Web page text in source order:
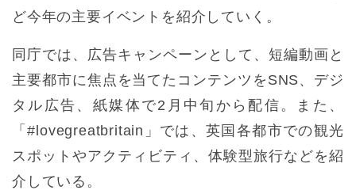
ど今年の主要イベントを紹介していく。
同庁では、広告キャンペーンとして、短編動画と
主要都市に焦点を当てたコンテンツをSNS、デジ
タル広告、紙媒体で2月中旬から配信。また、
「#lovegreatbritain」では、英国各都市での観光
スポットやアクティビティ、体験型旅行などを紹
介している。